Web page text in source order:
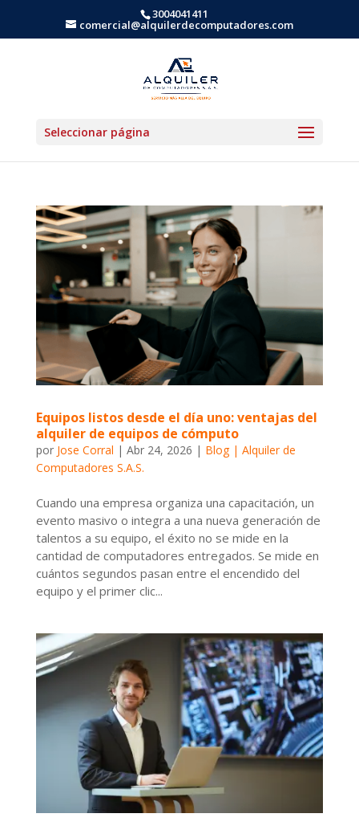
3004041411
comercial@alquilerdecomputadores.com
Seleccionar página
Equipos listos desde el día uno: ventajas del
alquiler de equipos de cómputo
por Jose Corral | Abr 24, 2026 | Blog | Alquiler de
Computadores S.A.S.
Cuando una empresa organiza una capacitación, un
evento masivo o integra a una nueva generación de
talentos a su equipo, el éxito no se mide en la
cantidad de computadores entregados. Se mide en
cuántos segundos pasan entre el encendido del
equipo y el primer clic...